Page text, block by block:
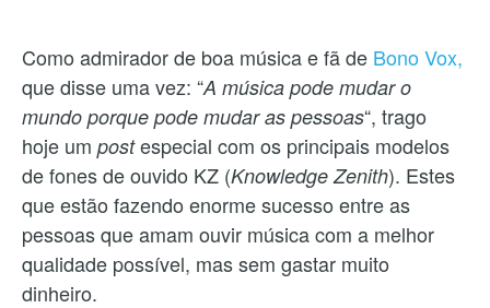
Como admirador de boa música e fã de Bono Vox,
que disse uma vez: “A música pode mudar o
mundo porque pode mudar as pessoas“, trago
hoje um postespecial com os principais modelos
de fones de ouvido KZ (Knowledge Zenith). Estes
que estão fazendo enorme sucesso entre as
pessoas que amam ouvir música com a melhor
qualidade possível, mas sem gastar muito
dinheiro.